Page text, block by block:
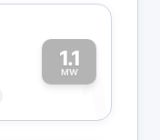
1.1
MW1